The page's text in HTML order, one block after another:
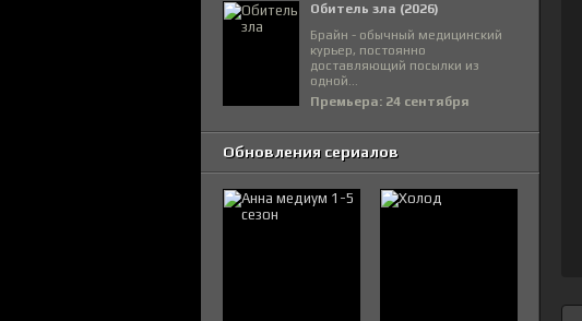
Обитель зла (2026)
Брайн - обычный медицинский
курьер, постоянно
доставляющий посылки из
одной...
Премьера: 24 сентября
Обновления сериалов